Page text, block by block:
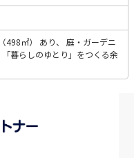
㎡） あり、 庭・ガーデニ
暮らしのゆとり」をつくる余